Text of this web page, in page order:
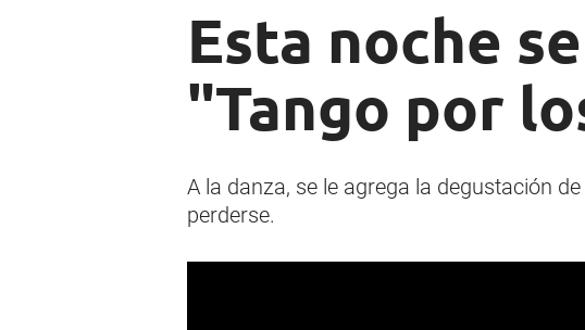
Esta noche
"Tango por
A la danza, se le agrega la degustación
perderse.